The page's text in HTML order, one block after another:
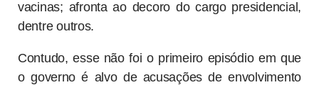
vacinas; afronta ao decoro do cargo presidencial,
dentre outros.
Contudo, esse não foi o primeiro episódio em que
o governo é alvo de acusações de envolvimento